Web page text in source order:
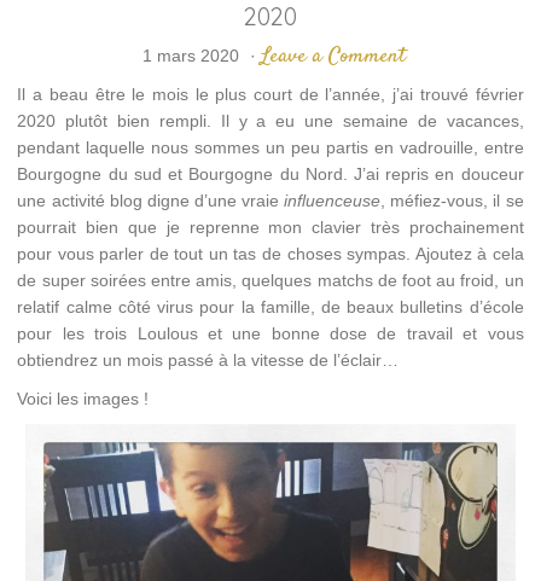
2020
1 mars 2020 · Leave a Comment
Il a beau être le mois le plus court de l’année, j’ai trouvé février
2020 plutôt bien rempli. Il y a eu une semaine de vacances,
pendant laquelle nous sommes un peu partis en vadrouille, entre
Bourgogne du sud et Bourgogne du Nord. J’ai repris en douceur
une activité blog digne d’une vraieinfluenceuse , méfiez-vous, il se
pourrait bien que je reprenne mon clavier très prochainement
pour vous parler de tout un tas de choses sympas. Ajoutez à cela
de super soirées entre amis, quelques matchs de foot au froid, un
relatif calme côté virus pour la famille, de beaux bulletins d’école
pour les trois Loulous et une bonne dose de travail et vous
obtiendrez un mois passé à la vitesse de l’éclair…
Voici les images !